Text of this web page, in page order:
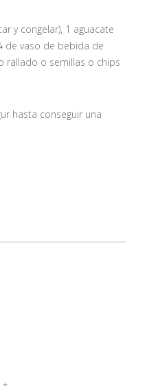
y congelar), 1 aguacate
de vaso de bebida de
rallado o semillas o chips
hasta conseguir una